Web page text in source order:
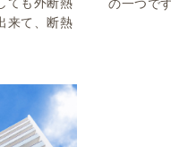
ても外断熱
来て、断熱
の一つです